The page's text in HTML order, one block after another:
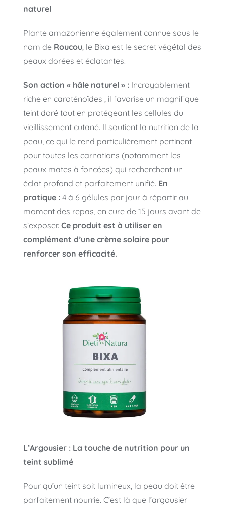
naturel
Plante amazonienne également connue sous le
nom de Roucou, le Bixa est le secret végétal des
peaux dorées et éclatantes.
Son action « hâle naturel » : Incroyablement
riche en caroténoïdes , il favorise un magnifique
teint doré tout en protégeant les cellules du
vieillissement cutané. Il soutient la nutrition de la
peau, ce qui le rend particulièrement pertinent
pour toutes les carnations (notamment les
peaux mates à foncées) qui recherchent un
éclat profond et parfaitement unifié. En
pratique : 4 à 6 gélules par jour à répartir au
moment des repas, en cure de 15 jours avant de
s’exposer. Ce produit est à utiliser en
complément d’une crème solaire pour
renforcer son efficacité.
L’Argousier : La touche de nutrition pour un
teint sublimé
Pour qu’un teint soit lumineux, la peau doit être
parfaitement nourrie. C’est là que l’argousier